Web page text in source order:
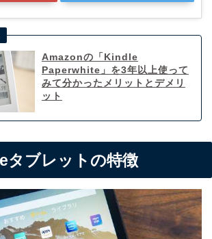
Amazonの「Kindle
Paperwhite」を3年以上使って
みて分かったメリットとデメリ
ット
タブレットの特徴